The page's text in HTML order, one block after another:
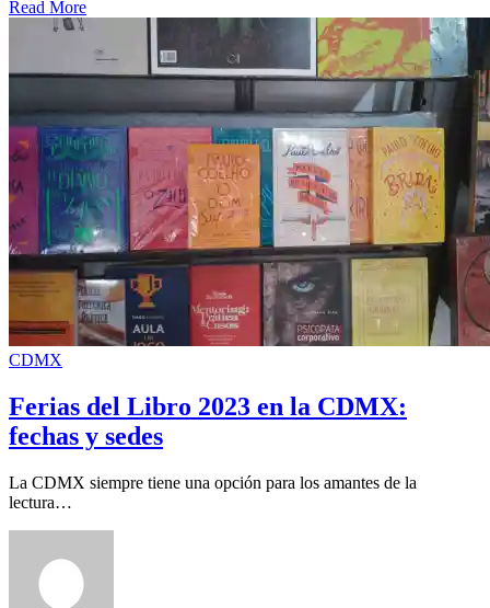
Read More
CDMX
Ferias del Libro 2023 en la CDMX:
fechas y sedes
La CDMX siempre tiene una opción para los amantes de la
lectura…